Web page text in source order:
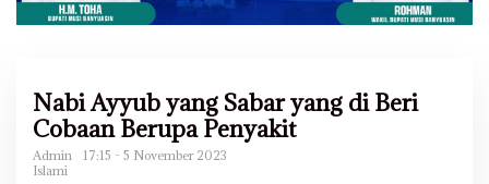
Nabi Ayyub yang Sabar yang di Beri
Cobaan Berupa Penyakit
Admin
17:15 - 5 November 2023
Islami